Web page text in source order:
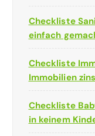
Checkliste
einfach
Checkliste
Immobilien
Checkliste
in keinem